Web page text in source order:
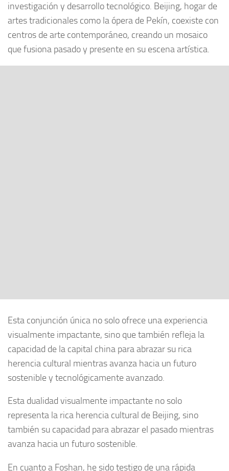
investigación y desarrollo tecnológico. Beijing, hogar de
artes tradicionales como la ópera de Pekín, coexiste con
centros de arte contemporáneo, creando un mosaico
que fusiona pasado y presente en su escena artística.
Esta conjunción única no solo ofrece una experiencia
visualmente impactante, sino que también refleja la
capacidad de la capital china para abrazar su rica
herencia cultural mientras avanza hacia un futuro
sostenible y tecnológicamente avanzado.
Esta dualidad visualmente impactante no solo
representa la rica herencia cultural de Beijing, sino
también su capacidad para abrazar el pasado mientras
avanza hacia un futuro sostenible.
En cuanto a Foshan, he sido testigo de una rápida